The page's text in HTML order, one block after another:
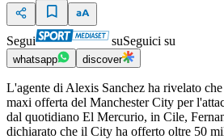
Segui suSeguici su
whatsapp discover
L'agente di Alexis Sanchez ha rivelato
maxi offerta del Manchester City per
dal quotidiano El Mercurio, in Cile,
dichiarato che il City ha offerto oltre 50